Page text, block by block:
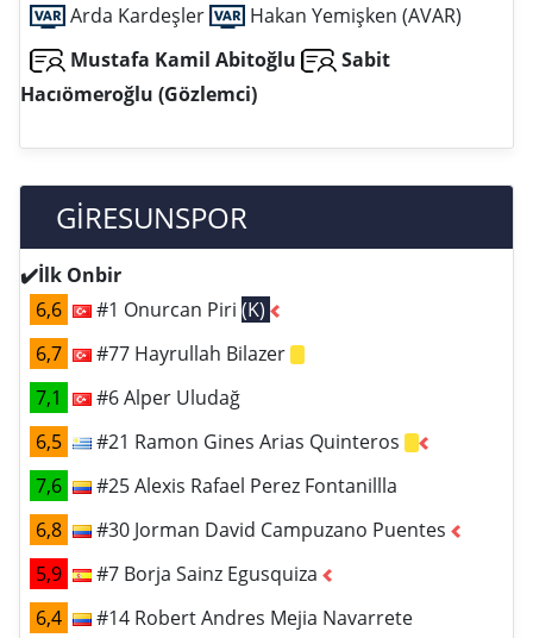
Arda Kardeşler
Hakan Yemişken (AVAR)
Mustafa Kamil Abitoğlu
Sabit
Hacıömeroğlu (Gözlemci)
GİRESUNSPOR
✔️İlk Onbir
6,6
#1 Onurcan Piri (K)
6,7
#77 Hayrullah Bilazer
7,1
#6 Alper Uludağ
6,5
#21 Ramon Gines Arias Quinteros
7,6
#25 Alexis Rafael Perez Fontanillla
6,8
#30 Jorman David Campuzano Puentes
5,9
#7 Borja Sainz Egusquiza
6,4
#14 Robert Andres Mejia Navarrete